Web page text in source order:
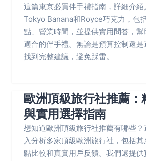
這篇東京必買伴手禮指南，詳細介紹
Tokyo Banana和Royce巧克力，包
點、營業時間，並提供實用問答，
適合的伴手禮。無論是預算控制還
找到完整建議，避免踩雷。
歐洲頂級旅行社推薦：
與實用選擇指南
想知道歐洲頂級旅行社推薦有哪些
入分析多家頂級歐洲旅行社，包括
點比較和真實用戶反饋。我們還提供